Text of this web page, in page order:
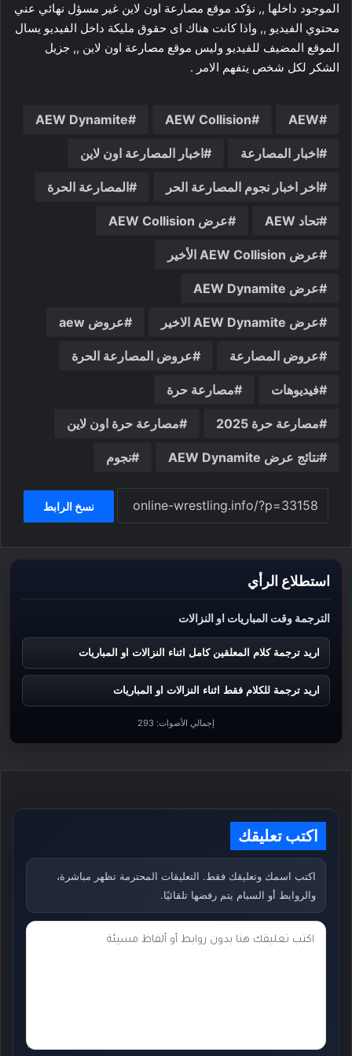
الموجود داخلها ,, نؤكد موقع مصارعة اون لاين غير مسؤل نهائي عني
محتوي الفيديو ,, واذا كانت هناك اى حقوق مليكة داخل الفيديو يسال
الموقع المضيف للفيديو وليس موقع مصارعة اون لاين ,, جزيل
الشكر لكل شخص يتفهم الامر .
AEW
AEW Collision
AEW Dynamite
اخبار المصارعة اخبار المصارعة اون لاين
اخر اخبار نجوم المصارعة الحر المصارعة الحرة
تحاد AEW عرض AEW Collision
عرض AEW Collision الأخير
عرض AEW Dynamite
عرض AEW Dynamite الاخير عروض aew
عروض المصارعة عروض المصارعة الحرة
فيديوهات مصارعة حرة
مصارعة حرة 2025 مصارعة حرة اون لاين
نتائج عرض AEW Dynamite نجوم
نسخ الرابط
استطلاع الرأي
الترجمة وقت المباريات او النزالات
اريد ترجمة كلام المعلقين كامل اثناء النزالات او المباريات
اريد ترجمة للكلام فقط اثناء النزالات او المباريات
إجمالي الأصوات: 293
اكتب تعليقك
اكتب اسمك وتعليقك فقط. التعليقات المحترمة تظهر مباشرة،
والروابط أو السبام يتم رفضها تلقائيًا.
ت
ك